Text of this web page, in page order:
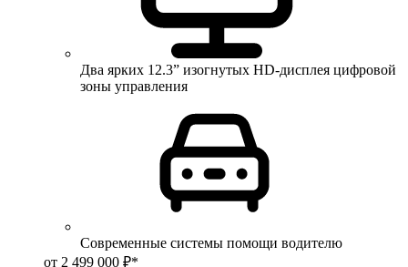
Два ярких 12.3” изогнутых HD-дисплея цифровой
зоны управления
Современные системы помощи водителю
от 2 499 000 ₽*